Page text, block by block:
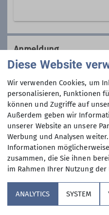
Wir sind eine
Wanderfreunden
Sektion, die
Dienstag und
anderen
unterwegs sind.
Wer kann sich
leisten?
Nun, alle die aus
ausgeschieden
ihre Zeit frei
körperlich in
Neben
(bis ca. 1400
auch leichtere
Anmeldung
Anmeldung bis
24.02.2025
Maximale
9
Diese Website
Wir verwenden Cookies, um
personalisieren, Funktionen
können und Zugriffe auf
Außerdem geben wir
unserer Website an unsere
Werbung und Analysen
Informationen
zusammen, die Sie ihnen
im Rahmen Ihrer Nutzung
ANALYTICS SYSTEM